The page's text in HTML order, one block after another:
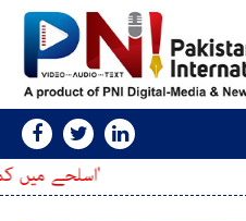
'اسلحے میں کمی کا خدشہ'؛